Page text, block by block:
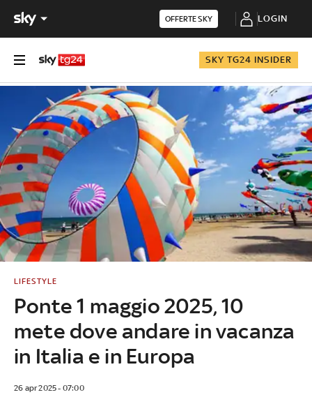
OFFERTE SKY LOGIN
SKY TG24 INSIDER
Ponte 1 maggio 2025, 10
mete dove andare in vacanza
in Italia e in Europa
LIFESTYLE
26 apr 2025 - 07:00